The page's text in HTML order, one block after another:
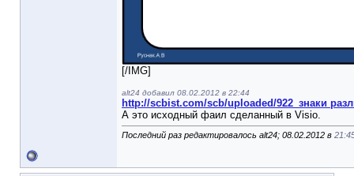
[/IMG]
alt24 добавил 08.02.2012 в 22:44
http://scbist.com/scb/uploaded/922_знаки
А это исходный фаил сделанный в Visio.
Последний раз редактировалось alt24; 08.02.2012 в